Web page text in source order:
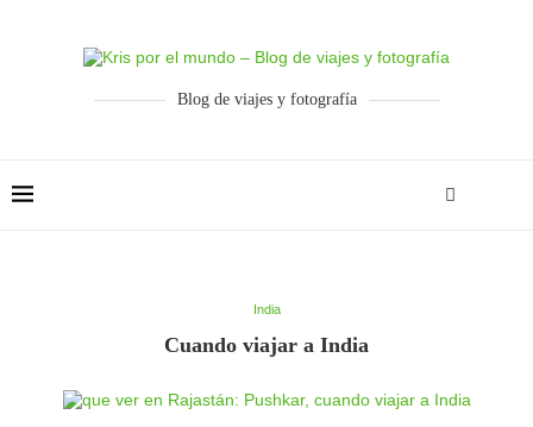
Blog de viajes y fotografía
India
Cuando viajar a India